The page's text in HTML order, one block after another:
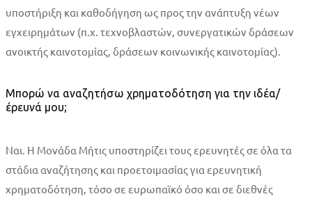
υποστήριξη και καθοδήγηση ως προς την ανάπτυξη νέων
εγχειρημάτων (π.χ. τεχνοβλαστών, συνεργατικών δράσεων
ανοικτής καινοτομίας, δράσεων κοινωνικής καινοτομίας).
Μπορώ να αναζητήσω χρηματοδότηση για την ιδέα/
έρευνά μου;
Ναι. Η Μονάδα Μήτις υποστηρίζει τους ερευνητές σε όλα τα
στάδια αναζήτησης και προετοιμασίας για ερευνητική
χρηματοδότηση, τόσο σε ευρωπαϊκό όσο και σε διεθνές